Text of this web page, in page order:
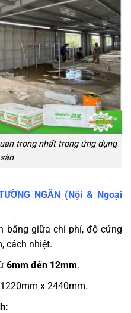
trọng nhất trong ứng dụng
NGĂN (Nội & Ngoại
bằng giữa chi phí, độ cứng
cách nhiệt.
6mm đến 12mm.
1220mm x 2440mm.